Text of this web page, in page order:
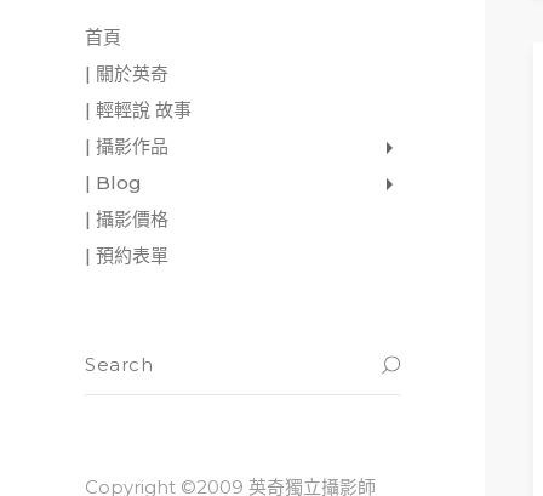
首頁
| 關於英奇
| 輕輕說 故事
| 攝影作品
| Blog
| 攝影價格
| 預約表單
Copyright ©2009 英奇獨立攝影師